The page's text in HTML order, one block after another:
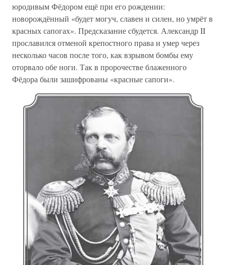
юродивым Фёдором ещё при его рождении:
новорождённый «будет могуч, славен и силен, но умрёт в
красных сапогах». Предсказание сбудется. Александр II
прославился отменой крепостного права и умер через
несколько часов после того, как взрывом бомбы ему
оторвало обе ноги. Так в пророчестве блаженного
Фёдора были зашифрованы «красные сапоги».